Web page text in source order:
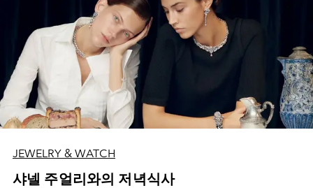
JEWELRY & WATCH
샤넬 주얼리와의 저녁식사